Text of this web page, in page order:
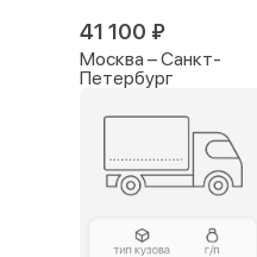
распоряжении транспорт
гидробортом для
назначения.
41 100 ₽
Москва – Санкт-
Петербург